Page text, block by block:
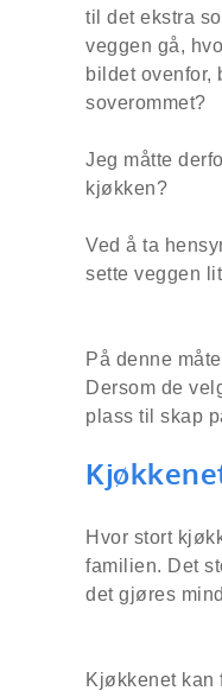
til det ekstra
veggen gå,
bildet ovenfor,
soverommet?
Jeg måtte
kjøkken?
Ved å ta
sette veggen
På denne
Dersom de
plass til skap
Hvor stort
familien. Det
det gjøres
Kjøkkenet